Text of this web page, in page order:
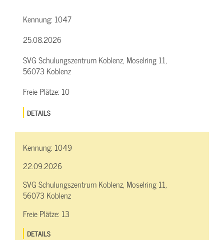
Kennung: 1047
25.08.2026
SVG Schulungszentrum Koblenz, Moselring 11,
56073 Koblenz
Freie Plätze: 10
DETAILS
Kennung: 1049
22.09.2026
SVG Schulungszentrum Koblenz, Moselring 11,
56073 Koblenz
Freie Plätze: 13
DETAILS